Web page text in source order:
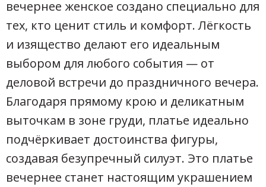
вечернее женское создано специально для
тех, кто ценит стиль и комфорт. Лёгкость
и изящество делают его идеальным
выбором для любого события — от
деловой встречи до праздничного вечера.
Благодаря прямому крою и деликатным
выточкам в зоне груди, платье идеально
подчёркивает достоинства фигуры,
создавая безупречный силуэт. Это платье
вечернее станет настоящим украшением